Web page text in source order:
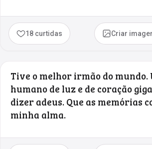
18 curtidas Criar
Tive o melhor irmão do mundo.
humano de luz e de coração
dizer adeus. Que as memórias
minha alma.